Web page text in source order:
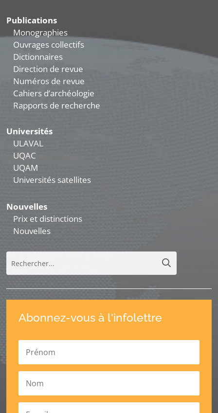
Publications
Monographies
Ouvrages collectifs
Dictionnaires
Direction de revue
Numéros de revue
Cahiers d’archéologie
Rapports de recherche
Universités
ULAVAL
UQAC
UQAM
Universités satellites
Nouvelles
Prix et distinctions
Nouvelles
Abonnez-vous à l'infolettre